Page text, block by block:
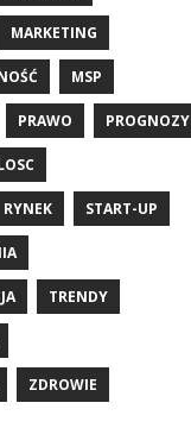
MARKETING
MSP
PRAWO PROGNOZY
RYNEK START-UP
TRENDY
ZDROWIE